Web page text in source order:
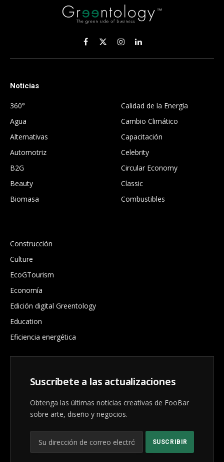
Facebook
X
(Twitter)
InstagramLinkedIn
Noticias
360°
Agua
Alternativas
Automotriz
B2G
Beauty
Biomasa
Calidad de la Energía
Cambio Climático
Capacitación
Celebrity
Circular Economy
Classic
Combustibles
Construcción
Culture
EcoGTourism
Economía
Edición digital Greentology
Education
Eficiencia energética
Suscríbete a las actualizaciones
Obtenga las últimas noticias creativas de FooBar
sobre arte, diseño y negocios.